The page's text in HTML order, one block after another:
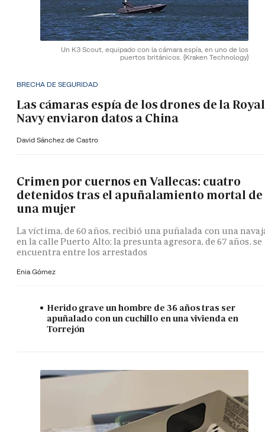
Un K3 Scout, equipado con la cámara espía, en uno de los
puertos británicos. (Kraken Technology)
BRECHA DE SEGURIDAD
Las cámaras espía de los drones de la Royal
Navy enviaron datos a China
David Sánchez de Castro
Crimen por cuernos en Vallecas: cuatro
detenidos tras el apuñalamiento mortal de
una mujer
La víctima, de 60 años, recibió una puñalada con una
en la calle Puerto Alto; la presunta agresora, de 67 años, se
encuentra entre los arrestados
Enia Gómez
Herido grave un hombre de 36 años tras ser
apuñalado con un cuchillo en una vivienda en
Torrejón